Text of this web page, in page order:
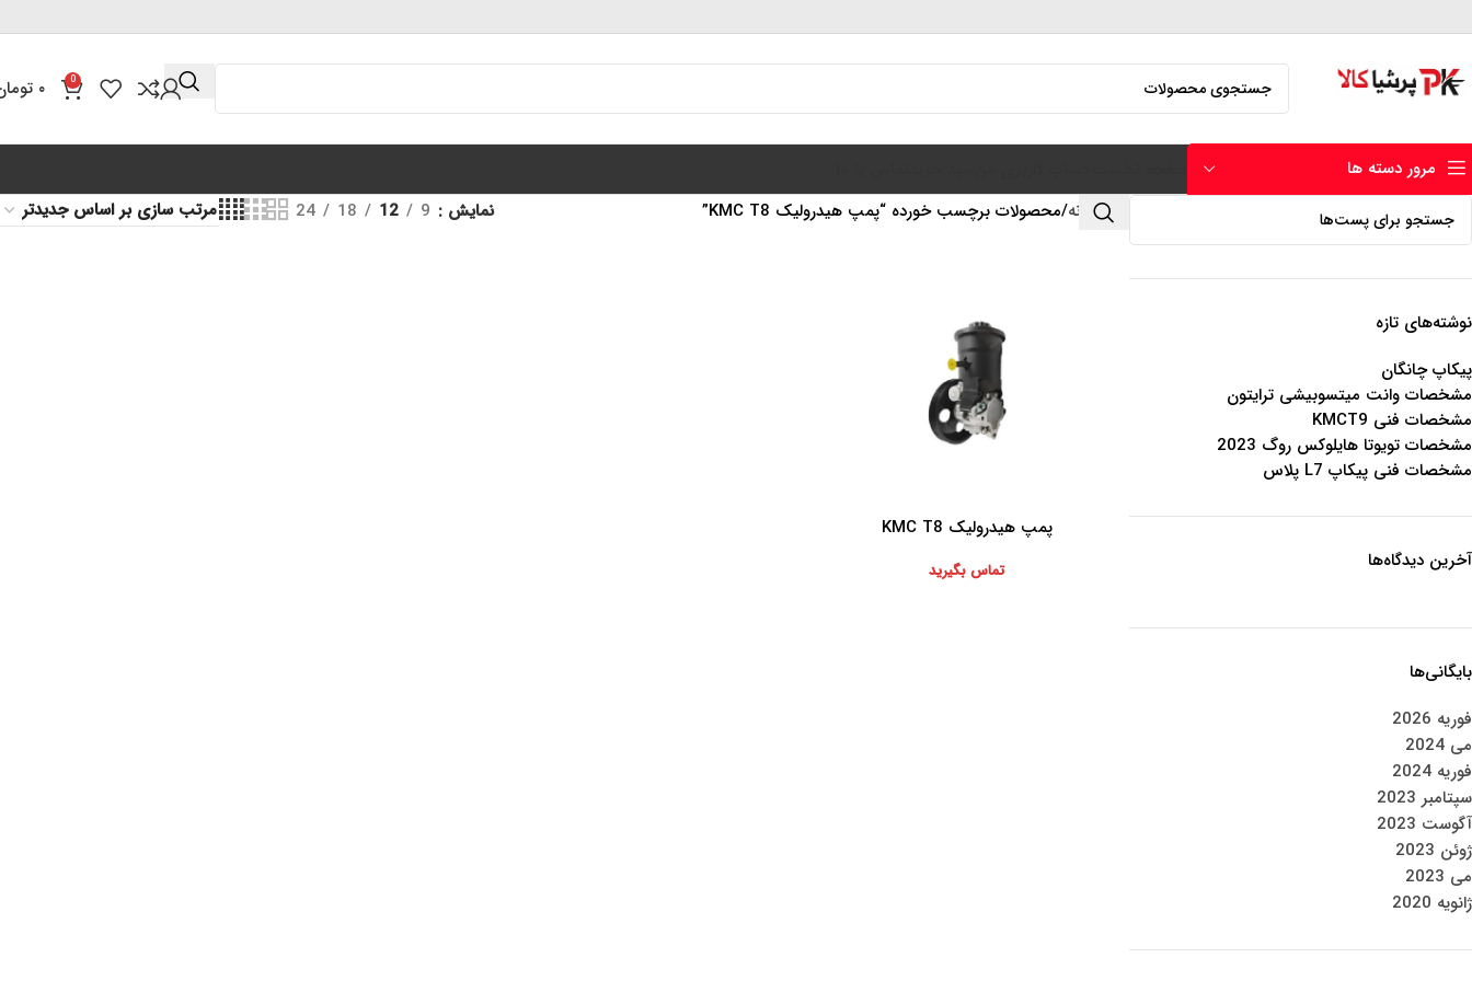
0 ۰
مرور دسته ها
نوشته‌های تازه
پیکاپ چانگان
مشخصات وانت میتسوبیشی ترایتون
مشخصات فنی KMCT9
مشخصات تویوتا هایلوکس روگ 2023
مشخصات فنی پیکاپ L7 پلاس
آخرین دیدگاه‌ها
بایگانی‌ها
فوریه 2026
می 2024
فوریه 2024
سپتامبر 2023
آگوست 2023
ژوئن 2023
می 2023
ژانویه 2020
خانه محصولات برچسب خورده “پمپ هیدرولیک KMC T8” نمایش 9
12
18
24
اطلاعات بیشتر
پمپ هیدرولیک KMC T8
تماس بگیرید